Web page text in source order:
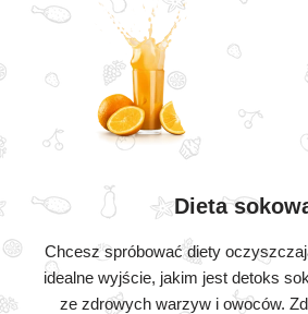
Dieta
Chcesz spróbować diety
idealne wyjście, jakim jest detoks
ze zdrowych warzyw i owoców.